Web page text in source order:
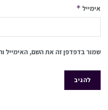
אימייל *
שמור בדפדפן זה את השם, האימייל